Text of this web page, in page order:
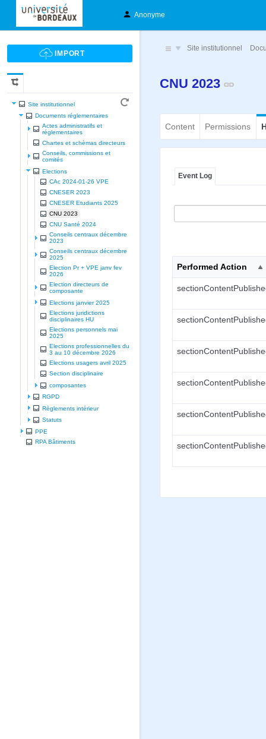
Anonyme
Site institutionnel
Documents réglementaires
Actes administratifs et
réglementaires
Chartes et schèmas directeurs
Conseils, commissions et
comités
Elections
CAc 2024-01-26 VPE
CNESER 2023
CNESER Etudiants 2025
CNU 2023
CNU Santé 2024
Conseils centraux décembre
2023
Conseils centraux décembre
2025
Election Pr + VPE janv fev
2026
Election directeurs de
composante
Elections janvier 2025
Elections juridictions
disciplinaires HU
Elections personnels mai
2025
Elections professionnelles du
3 au 10 décembre 2026
Elections usagers avril 2025
Section disciplinaire
composantes
RGPD
Règlements intérieur
Statuts
PPE
RPA Bâtiments
Site institutionnel
CNU 2023
Content Permissions
Event Log
Performed Action